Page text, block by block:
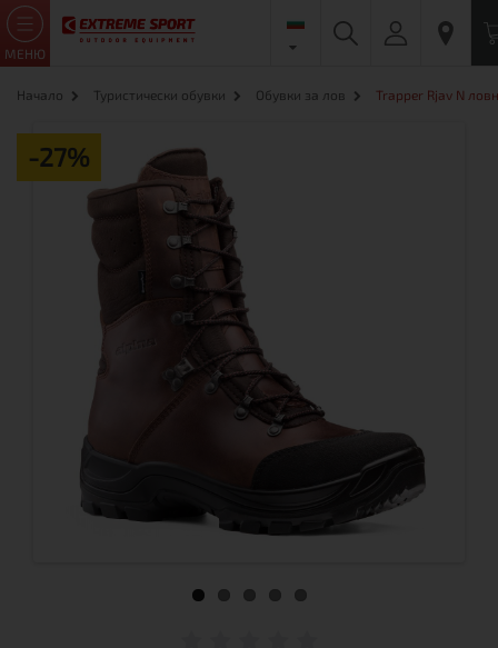
МЕНЮ
Начало Туристически обувки Обувки за лов Trapper Rjav N
-27%